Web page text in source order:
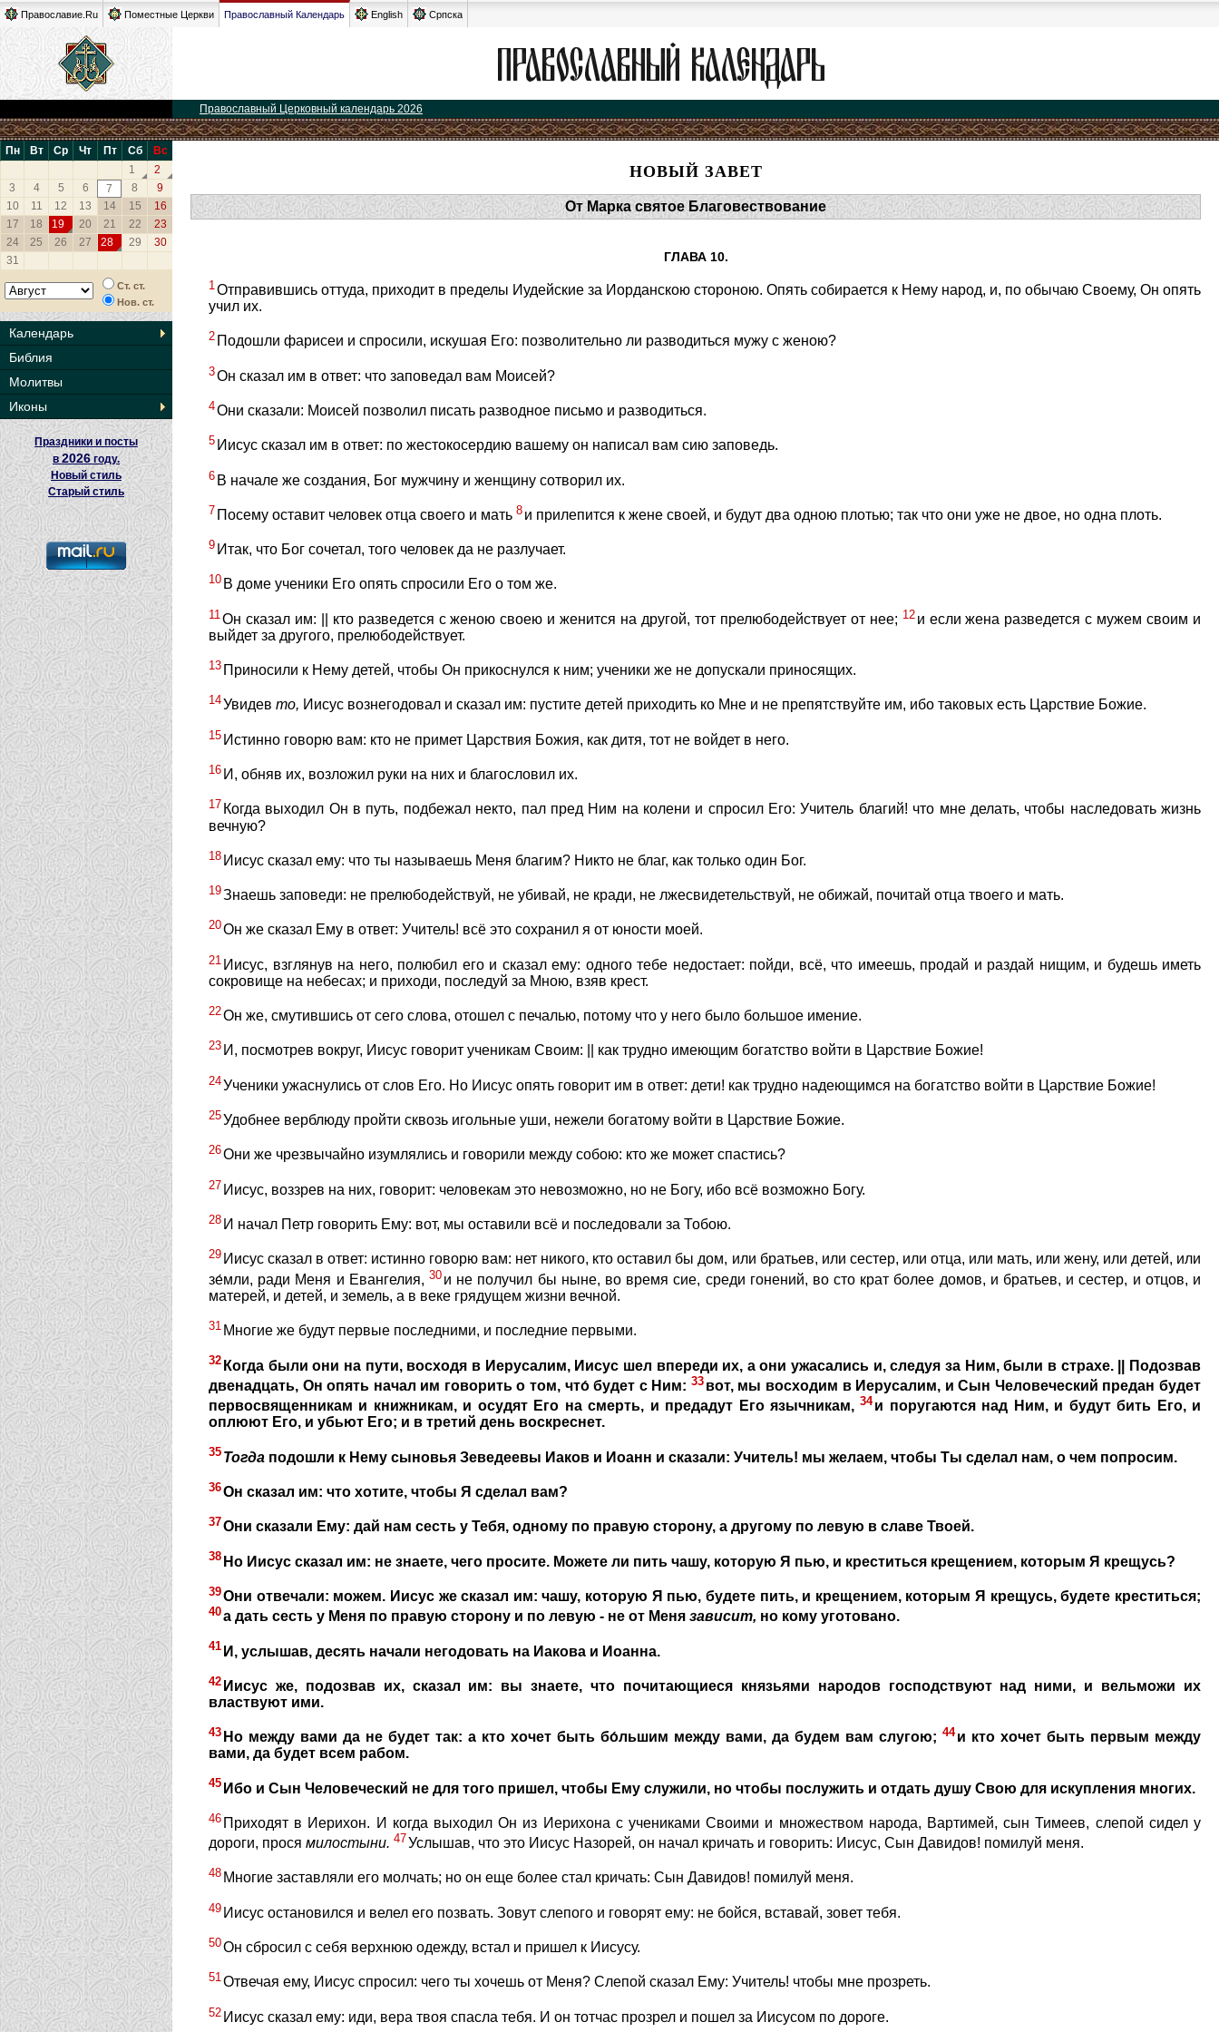
Православие.Ru Поместные Церкви Православный Календарь English Српска
Православный Церковный календарь 2026
Пн Вт Ср Чт Пт Сб
Вс
1
2
3
4 5 6 7 8
9
10
11 12 13 14 15
16
17
18 19 20 21 22
23
24
25 26 27 28 29
30
31
Ст. ст.
Нов. ст.
Календарь
Библия
Молитвы
Иконы
Праздники и посты
в2026 году.
Новый стиль
Старый стиль
НОВЫЙ ЗАВЕТ
От Марка святое Благовествование
ГЛАВА 10.
1 Отправившись оттуда, приходит в пределы Иудейские за Иорданскою стороною. Опять собирается к Нему народ, и, по обычаю Своему, Он опять
учил их.
2 Подошли фарисеи и спросили, искушая Его: позволительно ли разводиться мужу с женою?
3Он сказал им в ответ: что заповедал вам Моисей?
4Они сказали: Моисей позволил писать разводное письмо и разводиться.
5 Иисус сказал им в ответ: по жестокосердию вашему он написал вам сию заповедь.
6 В начале же создания, Бог мужчину и женщину сотворил их.
7 Посему оставит человек отца своего и мать 8 и прилепится к жене своей, и будут два одною плотью; так что они уже не двое, но одна плоть.
9 Итак, что Бог сочетал, того человек да не разлучает.
10 В доме ученики Его опять спросили Его о том же.
11 Он сказал им: || кто разведется с женою своею и женится на другой, тот прелюбодействует от нее; 12 и если жена разведется с мужем своим и
выйдет за другого, прелюбодействует.
13 Приносили к Нему детей, чтобы Он прикоснулся к ним; ученики же не допускали приносящих.
14Увидев то, Иисус вознегодовал и сказал им: пустите детей приходить ко Мне и не препятствуйте им, ибо таковых есть Царствие Божие.
15 Истинно говорю вам: кто не примет Царствия Божия, как дитя, тот не войдет в него.
16 И, обняв их, возложил руки на них и благословил их.
17 Когда выходил Он в путь, подбежал некто, пал пред Ним на колени и спросил Его: Учитель благий! что мне делать, чтобы наследовать жизнь
вечную?
18 Иисус сказал ему: что ты называешь Меня благим? Никто не благ, как только один Бог.
19Знаешь заповеди: не прелюбодействуй, не убивай, не кради, не лжесвидетельствуй, не обижай, почитай отца твоего и мать.
20Он же сказал Ему в ответ: Учитель! всё это сохранил я от юности моей.
21 Иисус, взглянув на него, полюбил его и сказал ему: одного тебе недостает: пойди, всё, что имеешь, продай и раздай нищим, и будешь иметь
сокровище на небесах; и приходи, последуй за Мною, взяв крест.
22Он же, смутившись от сего слова, отошел с печалью, потому что у него было большое имение.
23 И, посмотрев вокруг, Иисус говорит ученикам Своим: || как трудно имеющим богатство войти в Царствие Божие!
24Ученики ужаснулись от слов Его. Но Иисус опять говорит им в ответ: дети! как трудно надеющимся на богатство войти в Царствие Божие!
25Удобнее верблюду пройти сквозь игольные уши, нежели богатому войти в Царствие Божие.
26Они же чрезвычайно изумлялись и говорили между собою: кто же может спастись?
27 Иисус, воззрев на них, говорит: человекам это невозможно, но не Богу, ибо всё возможно Богу.
28 И начал Петр говорить Ему: вот, мы оставили всё и последовали за Тобою.
29 Иисус сказал в ответ: истинно говорю вам: нет никого, кто оставил бы дом, или братьев, или сестер, или отца, или мать, или жену, или детей, или
зе́мли, ради Меня и Евангелия, 30 и не получил бы ныне, во время сие, среди гонений, во сто крат более домов, и братьев, и сестер, и отцов, и
матерей, и детей, и земель, а в веке грядущем жизни вечной.
31 Многие же будут первые последними, и последние первыми.
32 Когда были они на пути, восходя в Иерусалим, Иисус шел впереди их, а они ужасались и, следуя за Ним, были в страхе. || Подозвав
двенадцать, Он опять начал им говорить о том, что́ будет с Ним: 33 вот, мы восходим в Иерусалим, и Сын Человеческий предан будет
первосвященникам и книжникам, и осудят Его на смерть, и предадут Его язычникам, 34и поругаются над Ним, и будут бить Его, и
оплюют Его, и убьют Его; и в третий день воскреснет.
35 Тогда подошли к Нему сыновья Зеведеевы Иаков и Иоанн и сказали: Учитель! мы желаем, чтобы Ты сделал нам, о чем попросим.
36Он сказал им: что хотите, чтобы Я сделал вам?
37Они сказали Ему: дай нам сесть у Тебя, одному по правую сторону, а другому по левую в славе Твоей.
38 Но Иисус сказал им: не знаете, чего просите. Можете ли пить чашу, которую Я пью, и креститься крещением, которым Я крещусь?
39Они отвечали: можем. Иисус же сказал им: чашу, которую Я пью, будете пить, и крещением, которым Я крещусь, будете креститься;
40а дать сесть у Меня по правую сторону и по левую - не от Меня зависит, но кому уготовано.
41 И, услышав, десять начали негодовать на Иакова и Иоанна.
42 Иисус же, подозвав их, сказал им: вы знаете, что почитающиеся князьями народов господствуют над ними, и вельможи их
властвуют ими.
43 Но между вами да не будет так: а кто хочет быть бо́льшим между вами, да будем вам слугою; 44 и кто хочет быть первым между
вами, да будет всем рабом.
45 Ибо и Сын Человеческий не для того пришел, чтобы Ему служили, но чтобы послужить и отдать душу Свою для искупления многих.
46 Приходят в Иерихон. И когда выходил Он из Иерихона с учениками Своими и множеством народа, Вартимей, сын Тимеев, слепой сидел у
дороги, прося милостыни. 47Услышав, что это Иисус Назорей, он начал кричать и говорить: Иисус, Сын Давидов! помилуй меня.
48 Многие заставляли его молчать; но он еще более стал кричать: Сын Давидов! помилуй меня.
49 Иисус остановился и велел его позвать. Зовут слепого и говорят ему: не бойся, вставай, зовет тебя.
50Он сбросил с себя верхнюю одежду, встал и пришел к Иисусу.
51Отвечая ему, Иисус спросил: чего ты хочешь от Меня? Слепой сказал Ему: Учитель! чтобы мне прозреть.
52 Иисус сказал ему: иди, вера твоя спасла тебя. И он тотчас прозрел и пошел за Иисусом по дороге.